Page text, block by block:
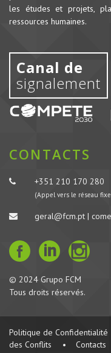
les études et projets,
ressources humaines.
Canal de
signalement
CONTACTS
+351 210 170 280
(Appel vers le réseau
geral@fcm.pt |
© 2024 Grupo FCM
Tous droits réservés.
Politique de Confidentialité
des Conflits
• Contacts